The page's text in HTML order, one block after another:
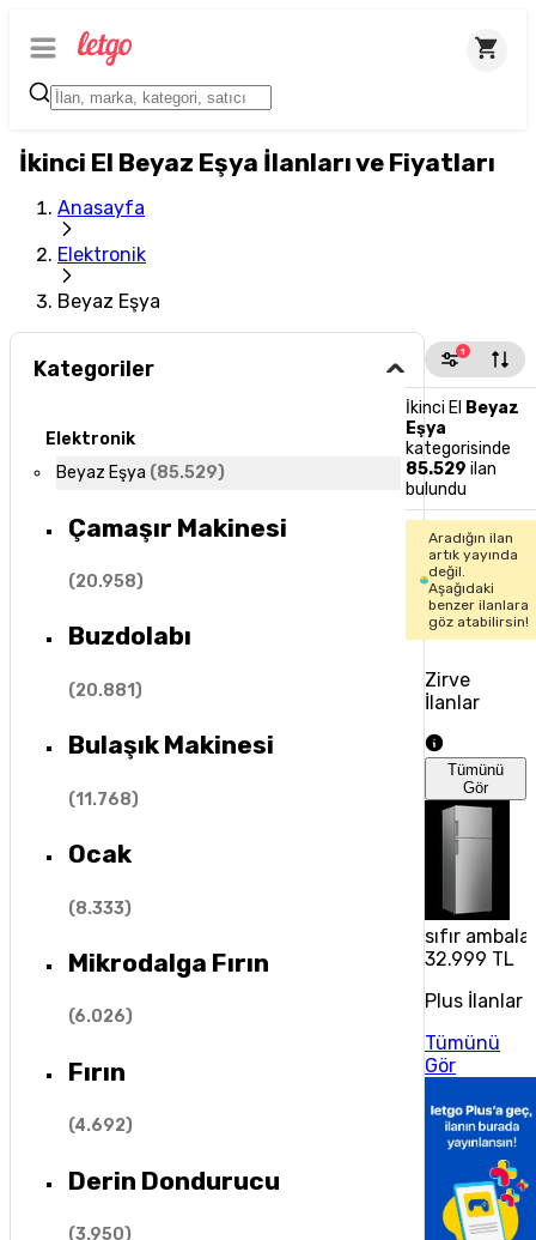
İkinci El Beyaz Eşya İlanları ve Fiyatları
Anasayfa
Elektronik
Beyaz Eşya
Kategoriler
Elektronik
Beyaz Eşya (85.529)
Çamaşır Makinesi
(20.958)
Buzdolabı
(20.881)
Bulaşık Makinesi
(11.768)
Ocak
(8.333)
Mikrodalga Fırın
(6.026)
Fırın
(4.692)
Derin Dondurucu
(3.950)
1
İkinci El Beyaz
Eşya
kategorisinde
85.529 ilan
bulundu
Aradığın ilan
artık yayında
değil.
Aşağıdaki
benzer ilanlara
göz atabilirsin!
Zirve
İlanlar
Tümünü
Gör
sıfır
32.999 TL
Plus İlanlar
Tümünü
Gör